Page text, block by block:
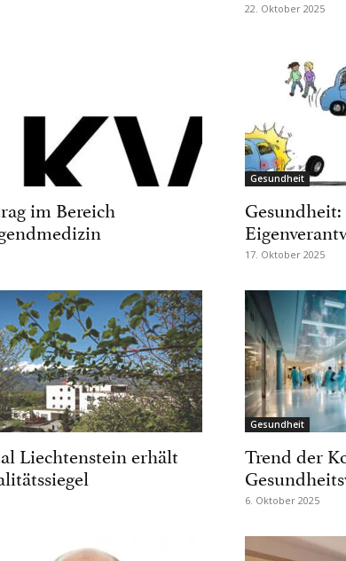
22. Oktober 2025
im Bereich
Gesundheit
17. Oktober 2025
Liechtenstein erhält
Gesundheit
Trend der
6. Oktober 2025